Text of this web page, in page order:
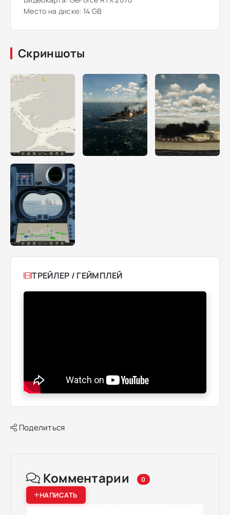
Место на диске: 14 GB
Скриншоты
ТРЕЙЛЕР / ГЕЙМПЛЕЙ
Поделиться
Комментарии 0
НАПИСАТЬ